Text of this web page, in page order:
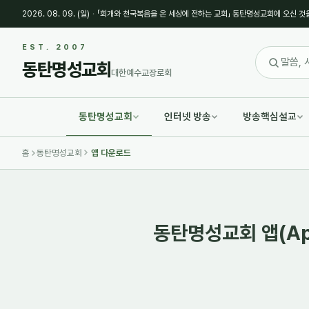
2026. 08. 09. (일) · 「회개와 천국복음을 온 세상에 전하는 교회」 동탄명성교회에 오신
EST. 2007
동탄명성교회 대한예수교장로회
동탄명성교회 인터넷 방송 방송핵심설교
홈 동탄명성교회 앱 다운로드
동탄명성교회 앱